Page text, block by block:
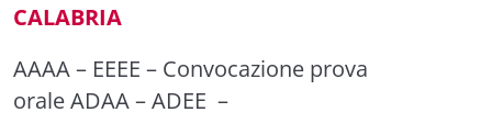
CALABRIA
AAAA– EEEE – Convocazione prova
oraleADAA–ADEE –